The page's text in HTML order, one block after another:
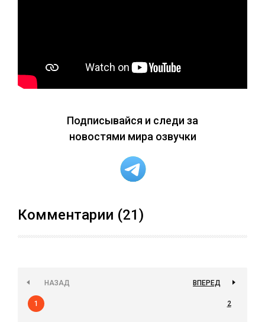
Подписывайся и следи за
новостями мира озвучки
Комментарии (21)
НАЗАД
1 2
ВПЕРЕД